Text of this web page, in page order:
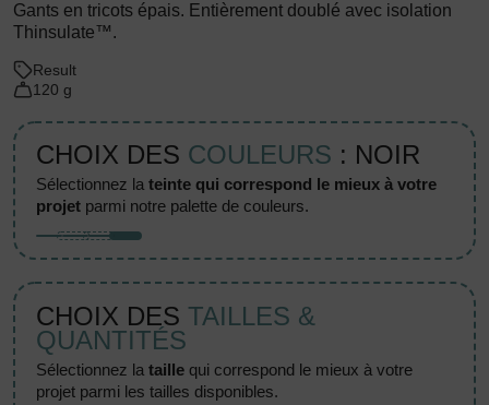
Gants en tricots épais. Entièrement doublé avec isolation
Thinsulate™.
Result
120 g
CHOIX DES COULEURS : NOIR
sélectionnez lateinte qui correspond le mieux à votre
projet parmi notre palette de couleurs.
CHOIX DES TAILLES &
QUANTITÉS
sélectionnez lataille qui correspond le mieux à votre
projet parmi les tailles disponibles.